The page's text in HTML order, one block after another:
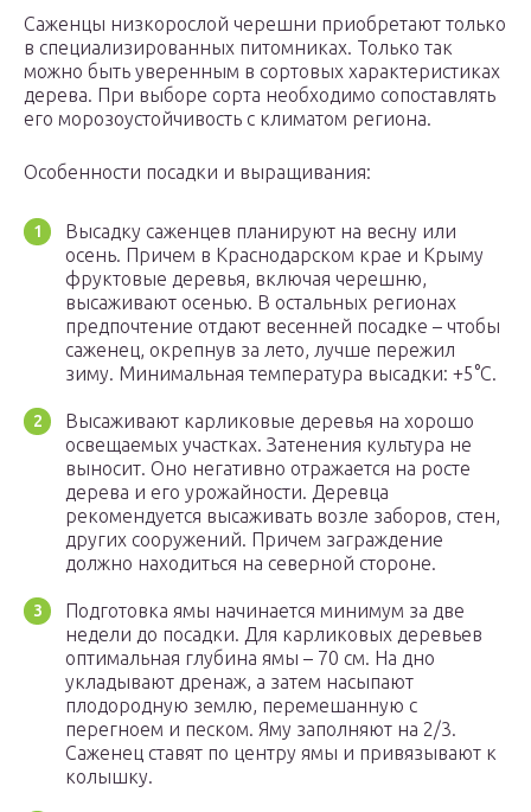
Саженцы низкорослой черешни приобретают только
в специализированных питомниках. Только так
можно быть уверенным в сортовых характеристиках
дерева. При выборе сорта необходимо сопоставлять
его морозоустойчивость с климатом региона.
Особенности посадки и выращивания:
Высадку саженцев планируют на весну или
осень. Причем в Краснодарском крае и Крыму
фруктовые деревья, включая черешню,
высаживают осенью. В остальных регионах
предпочтение отдают весенней посадке – чтобы
саженец, окрепнув за лето, лучше пережил
зиму. Минимальная температура высадки: +5°C.
Высаживают карликовые деревья на хорошо
освещаемых участках. Затенения культура не
выносит. Оно негативно отражается на росте
дерева и его урожайности. Деревца
рекомендуется высаживать возле заборов, стен,
других сооружений. Причем заграждение
должно находиться на северной стороне.
Подготовка ямы начинается минимум за две
недели до посадки. Для карликовых деревьев
оптимальная глубина ямы – 70 см. На дно
укладывают дренаж, а затем насыпают
плодородную землю, перемешанную с
перегноем и песком. Яму заполняют на 2/3.
Саженец ставят по центру ямы и привязывают к
колышку.